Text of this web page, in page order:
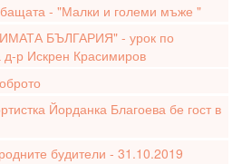
- "Малки и големи мъже "
БЪЛГАРИЯ" - урок по
р Искрен Красимиров
Йорданка Благоева бе гост в
будители - 31.10.2019